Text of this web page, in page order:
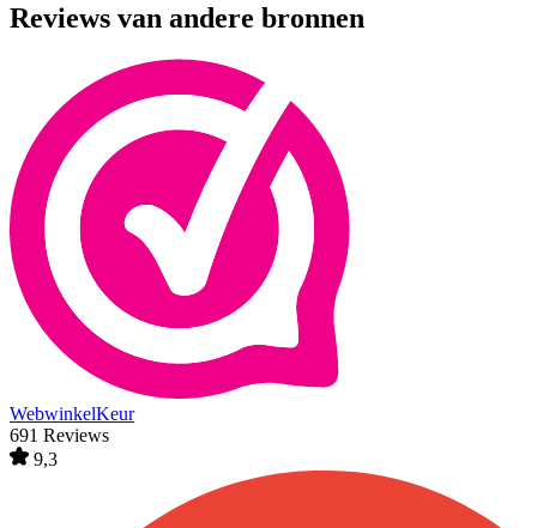
Reviews van andere bronnen
WebwinkelKeur
691 Reviews
9,3